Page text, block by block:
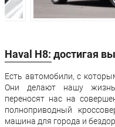
Гарантия:
Haval H8: достигая
Есть автомобили, с
Они делают нашу жизнь
переносят нас на
полноприводный
машина для города и